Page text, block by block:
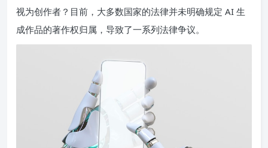
视为创作者？目前，大多数国家的法律并未明确规定 AI 生
成作品的著作权归属，导致了一系列法律争议。